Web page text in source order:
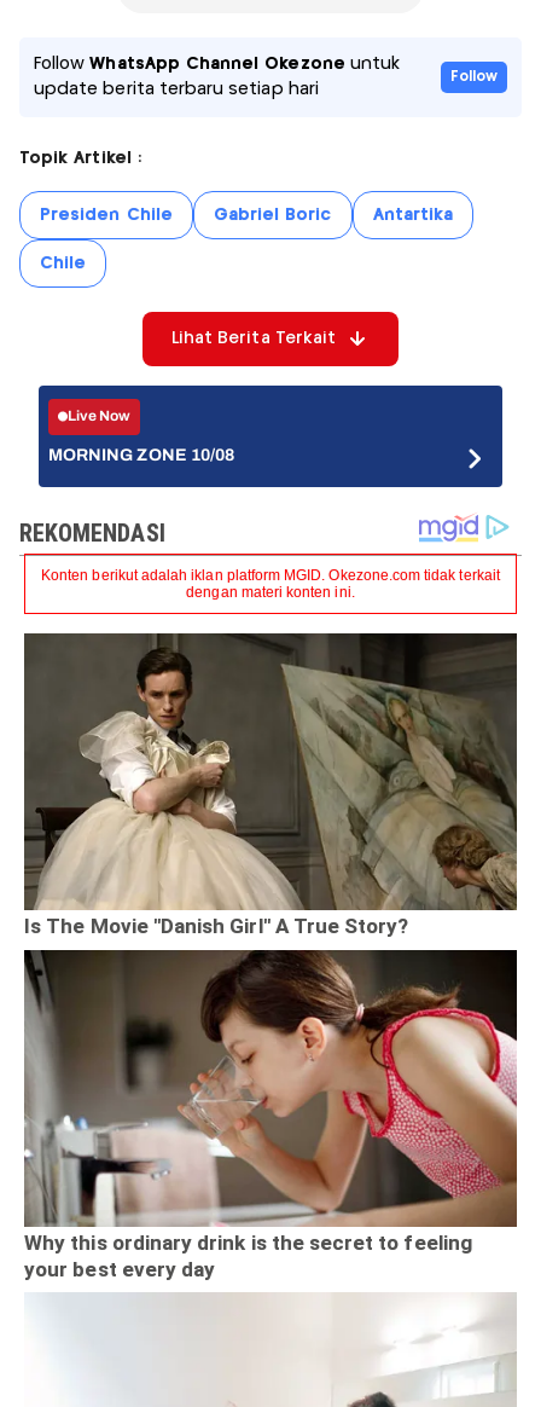
FollowWhatsApp Channel Okezone untuk
update berita terbaru setiap hari
Follow
Topik Artikel :
Presiden Chile Gabriel Boric Antartika
Chile
Lihat Berita Terkait
Live Now
MORNING ZONE 10/08